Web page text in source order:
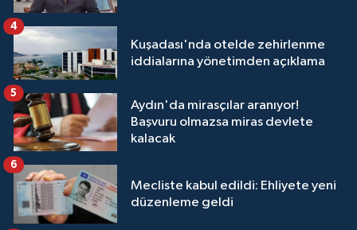
Kuşadası'nda otelde zehirlenme
iddialarına yönetimden açıklama
4
Aydın'da mirasçılar aranıyor!
Başvuru olmazsa miras devlete
kalacak
5
Mecliste kabul edildi: Ehliyete yeni
düzenleme geldi
6